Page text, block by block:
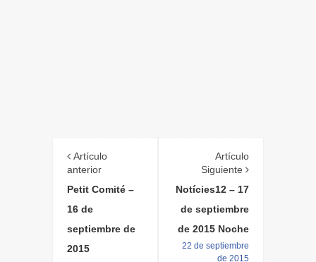
Artículo
anterior
Petit Comité –
16 de
septiembre de
2015
Artículo
Siguiente
Notícies12 – 17
de septiembre
de 2015 Noche
22 de septiembre
de 2015